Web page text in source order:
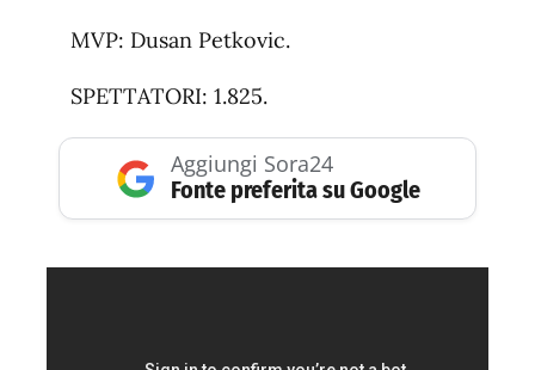
MVP: Dusan Petkovic.
SPETTATORI: 1.825.
Aggiungi Sora24
Fonte preferita su Google